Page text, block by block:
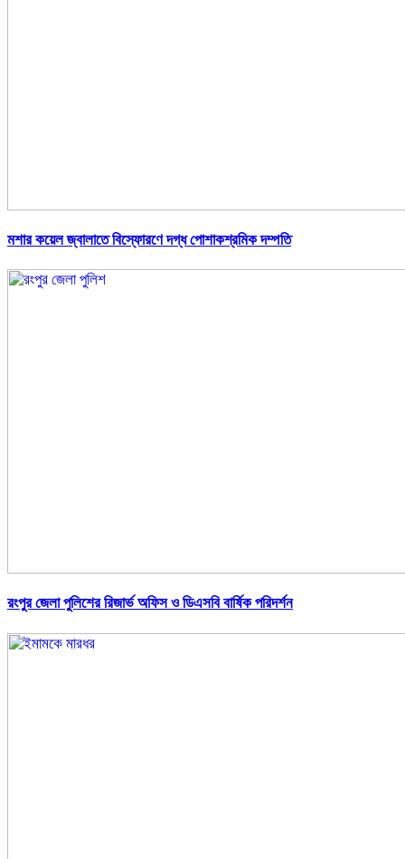
মশার কয়েল জ্বালাতে বিস্ফোরণে দগ্ধ পোশাকশ্রমিক দম্পতি
রংপুর জেলা পুলিশের রিজার্ভ অফিস ও ডিএসবি বার্ষিক পরিদর্শন